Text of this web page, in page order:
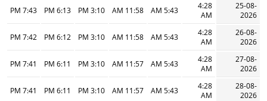
25-08-
2026
4:28
AM
5:43 AM
11:58 AM
3:10 PM
6:13 PM
7:43 PM
26-08-
2026
4:28
AM
5:43 AM
11:58 AM
3:10 PM
6:12 PM
7:42 PM
27-08-
2026
4:28
AM
5:43 AM
11:57 AM
3:10 PM
6:11 PM
7:41 PM
28-08-
2026
4:28
AM
5:43 AM
11:57 AM
3:10 PM
6:11 PM
7:41 PM